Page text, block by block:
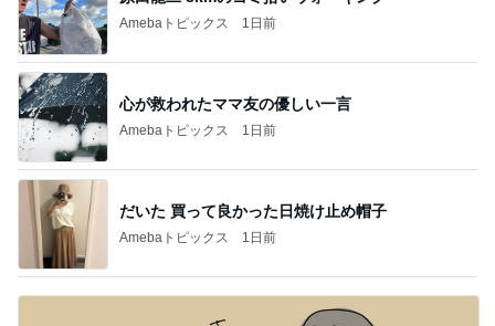
Amebaトピックス 1日前
心が救われたママ友の優しい一言
Amebaトピックス 1日前
だいた 買って良かった日焼け止め帽子
Amebaトピックス 1日前